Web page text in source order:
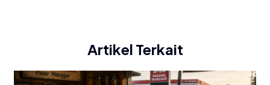
Artikel Terkait